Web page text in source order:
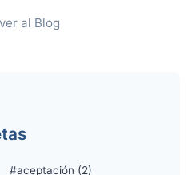
al Blog
#aceptación (2)